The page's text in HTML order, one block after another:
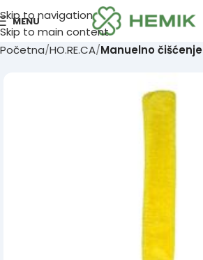
Skip to navigation
Skip to main content
MENU
Početna HO.RE.CA Manuelno čišćenje